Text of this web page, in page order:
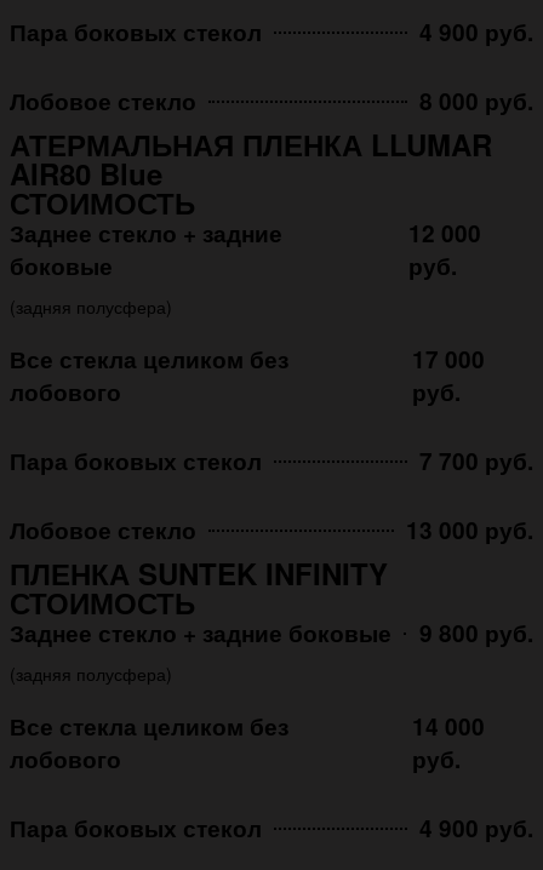
Пара боковых стекол 4 900 руб.
Лобовое стекло 8 000 руб.
АТЕРМАЛЬНАЯ ПЛЕНКА LLUMAR
AIR80 Blue
СТОИМОСТЬ
Заднее стекло + задние
боковые
12 000
руб.
(задняя полусфера)
Все стекла целиком без
лобового
17 000
руб.
Пара боковых стекол 7 700 руб.
Лобовое стекло 13 000 руб.
ПЛЕНКА SUNTEK INFINITY
СТОИМОСТЬ
Заднее стекло + задние боковые 9 800 руб.
(задняя полусфера)
Все стекла целиком без
лобового
14 000
руб.
Пара боковых стекол 4 900 руб.